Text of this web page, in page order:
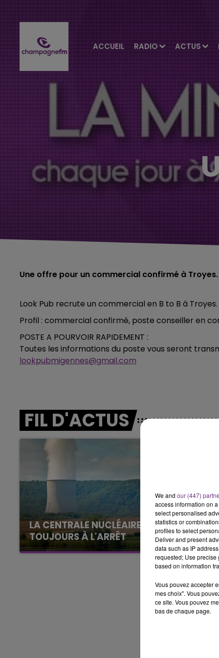
ACCUEIL RADIO ACTUS
Une offre pour un commercial confirmé à Troyes.
Look Pub recrute un commercial en B to B à Troyes.
Profil : commercial confirmé, poste conseiller en
POSTE A POURVOIR RAPIDEMENT :
Toutes les informations du poste vous seront
lookpubmigennes@gmail.com
FIL D'ACTUS
LA CENTRALE NUCLÉAIRE DE CHOOZ
TOUJOURS À L'ARRÊT
Cela fait déjà une semaine que la centrale
nucléaire ardennaise est à l'arrêt. Une situation
We and our (447)
access information on
select personalised
statistics or
profiles to select
Deliver and present
data such as IP
requested; Use precise
based on information
Vous pouvez accepter
mes choix". Vous
ce site. Vous pouvez
bas de chaque page.